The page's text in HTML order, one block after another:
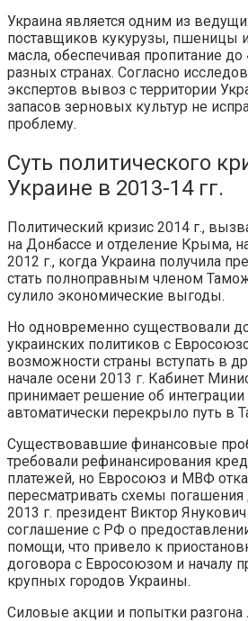
Украина является одним из
поставщиков кукурузы, пшеницы
масла, обеспечивая пропитание
разных странах. Согласно
экспертов вывоз с территории
запасов зерновых культур не
проблему.
Суть политического
Украине в 2013-14 гг.
Политический кризис 2014 г.,
на Донбассе и отделение Крыма,
2012 г., когда Украина получила
стать полноправным членом
сулило экономические выгоды.
Но одновременно существовали
украинских политиков с
возможности страны вступать в
начале осени 2013 г. Кабинет
принимает решение об
автоматически перекрыло путь в
Существовавшие финансовые
требовали рефинансирования
платежей, но Евросоюз и МВФ
пересматривать схемы погашения
2013 г. президент Виктор
соглашение с РФ о
помощи, что привело к
договора с Евросоюзом и началу
крупных городов Украины.
Силовые акции и попытки разгона